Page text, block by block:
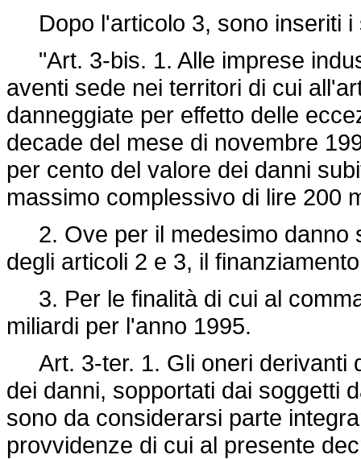
Dopo l'articolo 3, sono inseriti i
"Art. 3-bis. 1. Alle imprese
aventi sede nei territori di cui
danneggiate per effetto delle
decade del mese di novembre
per cento del valore dei danni
massimo complessivo di lire 200
2. Ove per il medesimo danno
degli articoli 2 e 3, il
3. Per le finalità di cui al
miliardi per l'anno 1995.
Art. 3-ter. 1. Gli oneri derivanti
dei danni, sopportati dai soggetti
sono da considerarsi parte
provvidenze di cui al presente